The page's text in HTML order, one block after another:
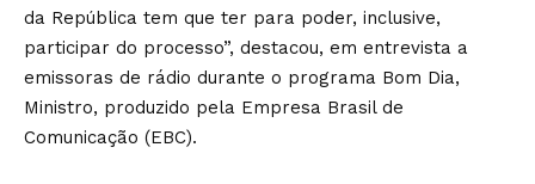
da República tem que ter para poder, inclusive,
participar do processo”, destacou, em entrevista a
emissoras de rádio durante o programa Bom Dia,
Ministro, produzido pela Empresa Brasil de
Comunicação (EBC).